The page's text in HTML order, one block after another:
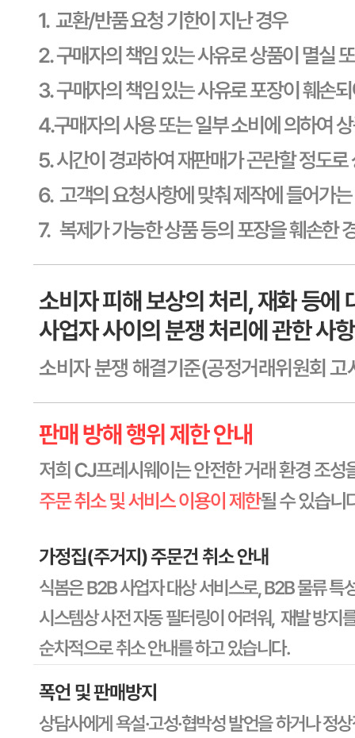
식품의 유형
상세페이지참고
생산자
상세페이지참고
소재지
상세페이지참고
제조연월일
상세페이지참고
소비기한
본 제품은 제품입고일별 소비기한 또는 품질유지기한이 상이
하므로, 필요시 고객센터로 문의하여 주십시오. 제조일로부
터 730일 까지
포장단위별 용량(중량)
상세페이지참고
원재료명 및 함량
상세페이지참고
영양성분
상세페이지참고
유전자변형식품에 해당하는 경우의 표시
해당사항 없음
소비자 상담 관련 전화번호
1588-6967
반품/교환 정보
판매자명
1588-6967
반품/교환
배송비
교환 배송비: 30,000원
주의사항
미성년자가 체결한 계약은 법정대리인이 동의하지 않은 경우
판매상품과 상품의 내용은 판매자가 등록한 것으로 (주)마켓